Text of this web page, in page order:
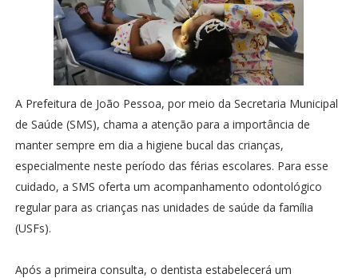
A Prefeitura de João Pessoa, por meio da Secretaria Municipal
de Saúde (SMS), chama a atenção para a importância de
manter sempre em dia a higiene bucal das crianças,
especialmente neste período das férias escolares. Para esse
cuidado, a SMS oferta um acompanhamento odontológico
regular para as crianças nas unidades de saúde da família
(USFs).
Após a primeira consulta, o dentista estabelecerá um